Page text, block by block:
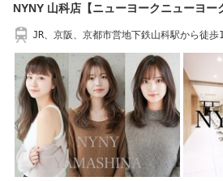
NYNY 山科店【ニューヨークニューヨー
JR、京阪、京都市営地下鉄山科駅から徒